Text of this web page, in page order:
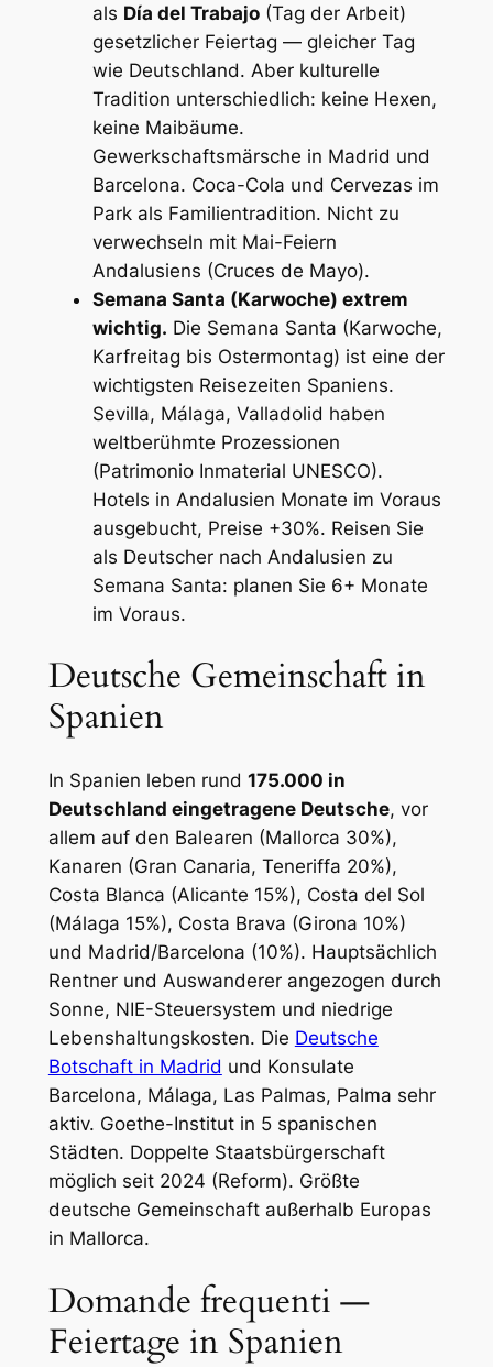
als Día del Trabajo(Tag der Arbeit)
gesetzlicher Feiertag — gleicher Tag
wie Deutschland. Aber kulturelle
Tradition unterschiedlich: keine Hexen,
keine Maibäume.
Gewerkschaftsmärsche in Madrid und
Barcelona. Coca-Cola und Cervezas im
Park als Familientradition. Nicht zu
verwechseln mit Mai-Feiern
Andalusiens (Cruces de Mayo).
Semana Santa (Karwoche) extrem
wichtig. Die Semana Santa (Karwoche,
Karfreitag bis Ostermontag) ist eine der
wichtigsten Reisezeiten Spaniens.
Sevilla, Málaga, Valladolid haben
weltberühmte Prozessionen
(Patrimonio Inmaterial UNESCO).
Hotels in Andalusien Monate im Voraus
ausgebucht, Preise +30%. Reisen Sie
als Deutscher nach Andalusien zu
Semana Santa: planen Sie 6+ Monate
im Voraus.
Deutsche Gemeinschaft in
Spanien
In Spanien leben rund 175.000 in
Deutschland eingetragene Deutsche, vor
allem auf den Balearen (Mallorca 30%),
Kanaren (Gran Canaria, Teneriffa 20%),
Costa Blanca (Alicante 15%), Costa del Sol
(Málaga 15%), Costa Brava (Girona 10%)
und Madrid/Barcelona (10%). Hauptsächlich
Rentner und Auswanderer angezogen durch
Sonne, NIE-Steuersystem und niedrige
Lebenshaltungskosten. Die Deutsche
Botschaft in Madrid und Konsulate
Barcelona, Málaga, Las Palmas, Palma sehr
aktiv. Goethe-Institut in 5 spanischen
Städten. Doppelte Staatsbürgerschaft
möglich seit 2024 (Reform). Größte
deutsche Gemeinschaft außerhalb Europas
in Mallorca.
Domande frequenti —
Feiertage in Spanien